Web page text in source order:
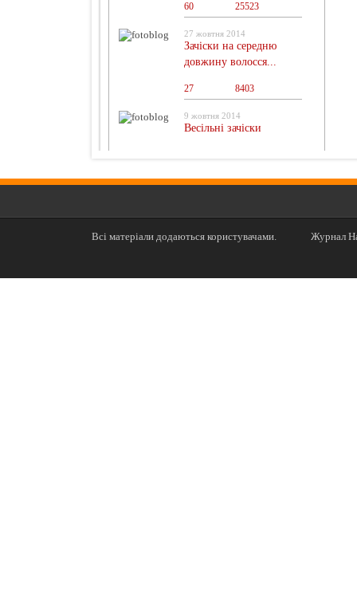
60 25523
27 жовтня 2014
Зачіски на середню
довжину волосся...
27 8403
9 жовтня 2014
Весільні зачіски
Всі матеріали додаються користувачами. Журнал